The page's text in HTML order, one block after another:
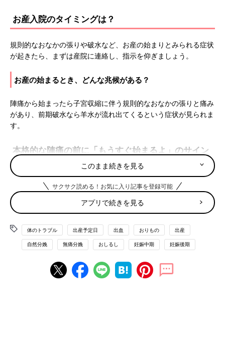
お産入院のタイミングは？
規則的なおなかの張りや破水など、お産の始まりとみられる症状
が起きたら、まずは産院に連絡し、指示を仰ぎましょう。
お産の始まるとき、どんな兆候がある？
陣痛から始まったら子宮収縮に伴う規則的なおなかの張りと痛み
があり、前期破水なら羊水が流れ出てくるという症状が見られま
す。
本格的な陣痛の前に「もうすぐ始まるよ」のサイン
が現れることも
全員に現れるわけではありませんが、お産の予兆のようなサイン
が出る場合も。それは、おりもの に少量の出血が混じる「おしる
し」や陣痛の予行演習のような「前駆陣痛」です。
おしるし
量の出血のことで、茶色やピンクの粘液状のおりものです。
このまま続きを見る
サクサク読める！お気に入り記事を登録可能
アプリで続きを見る
体のトラブル 出産予定日 出血 おりもの 出産
自然分娩 無痛分娩 おしるし 妊娠中期 妊娠後期